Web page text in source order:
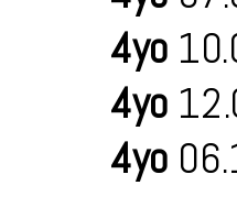
4yo
4yo
4yo